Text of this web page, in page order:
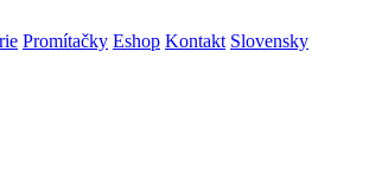
Promítačky Eshop Kontakt Slovensky